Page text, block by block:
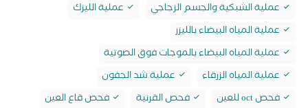
عملية الشبكية والجسم الزجاجي
عملية الليزك
عملية المياه البيضاء بالليزر
عملية المياه البيضاء بالموجات فوق الصوتية
عملية المياه الزرقاء
عملية شد الجفون
فحص oct للعين
فحص القرنية
فحص قاع العين